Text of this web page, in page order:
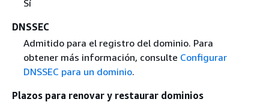
Sí
DNSSEC
Admitido para el registro del dominio. Para
obtener más información, consulte Configurar
DNSSEC para un dominio.
Plazos para renovar y restaurar dominios